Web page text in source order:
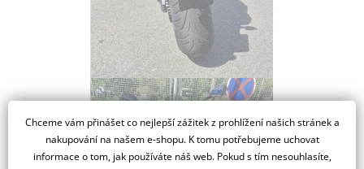
Chceme vám přinášet co nejlepší zážitek z prohlížení našich stránek a
nakupování na našem e-shopu. K tomu potřebujeme uchovat
informace o tom, jak používáte náš web. Pokud s tím nesouhlasíte,